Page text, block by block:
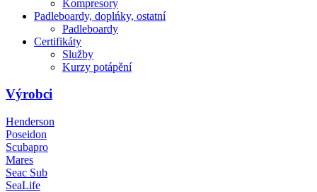
Kompresory
Padleboardy, doplńky, ostatní
Padleboardy
Certifikáty
Služby
Kurzy potápění
Výrobci
Henderson
Poseidon
Scubapro
Mares
Seac Sub
SeaLife